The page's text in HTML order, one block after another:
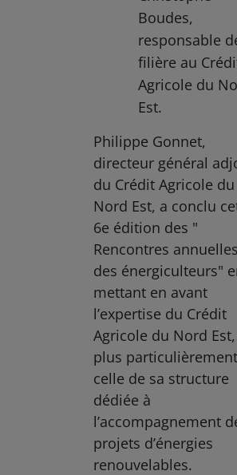
Boudes,
responsable
filière au
Agricole du
Est.
Philippe Gonnet,
directeur général
du Crédit Agricole du
Nord Est, a conclu
6e édition des "
Rencontres annuelles
des énergiculteurs"
mettant en avant
l’expertise du Crédit
Agricole du Nord
plus particulièrement
celle de sa structure
dédiée à
l’accompagnement
projets d’énergies
renouvelables.